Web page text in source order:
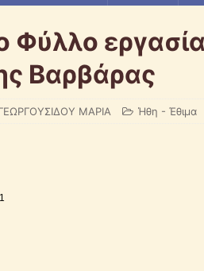
Φύλλο
Βαρβάρας
ΜΑΡΙΑ Ήθη - Έθιμα